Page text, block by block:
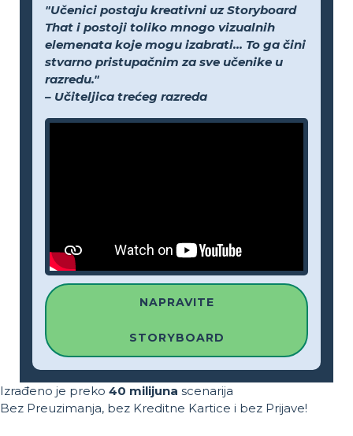
"Učenici postaju kreativni uz Storyboard
That i postoji toliko mnogo vizualnih
elemenata koje mogu izabrati... To ga čini
stvarno pristupačnim za sve učenike u
razredu."
– Učiteljica trećeg razreda
NAPRAVITE
STORYBOARD
Izrađeno je preko 40 milijuna scenarija
Bez Preuzimanja, bez Kreditne Kartice i bez Prijave!